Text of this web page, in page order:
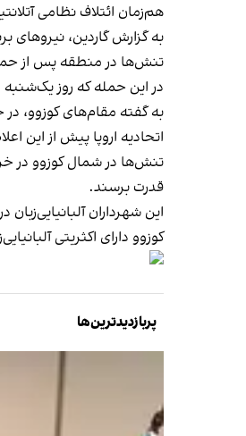
هم‌زمان ائتلاف نظامی
به گزارش گاردین، نیروهای
تنش‌ها در منطقه پس از حمله بالغ بر ۳۰ شبه‌نظامی مسلح صرب به نیروهای پلیس کوزوو در
در این حمله که روز
به گفته مقام‌های کوزوو،
اتحادیه اروپا پیش از این
تنش‌ها در شمال کوزوو در
قدرت برسند.
این شهرداران
کوزوو دارای اکثریتی
پربازدیدترین‌ها